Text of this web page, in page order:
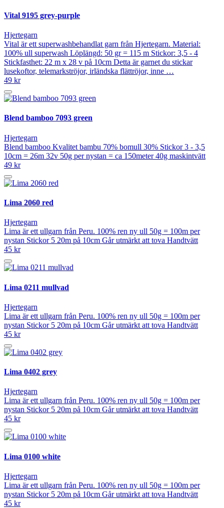
Vital 9195 grey-purple
Hjertegarn
Vital är ett superwashbehandlat garn från Hjertegarn. Material:
100% ull superwash Löplängd: 50 gr = 115 m Stickor: 3,5 - 4
Stickfasthet: 22 m x 28 v på 10cm Detta är garnet du stickar
lusekoftor, telemarkströjor, irländska flättröjor, inne …
49 kr
Blend bamboo 7093 green
Hjertegarn
Blend bamboo Kvalitet bambu 70% bomull 30% Stickor 3 - 3,5
10cm = 26m 32v 50g per nystan = ca 150meter 40g maskintvätt
49 kr
Lima 2060 red
Hjertegarn
Lima är ett ullgarn från Peru. 100% ren ny ull 50g = 100m per
nystan Stickor 5 20m på 10cm Går utmärkt att tova Handtvätt
45 kr
Lima 0211 mullvad
Hjertegarn
Lima är ett ullgarn från Peru. 100% ren ny ull 50g = 100m per
nystan Stickor 5 20m på 10cm Går utmärkt att tova Handtvätt
45 kr
Lima 0402 grey
Hjertegarn
Lima är ett ullgarn från Peru. 100% ren ny ull 50g = 100m per
nystan Stickor 5 20m på 10cm Går utmärkt att tova Handtvätt
45 kr
Lima 0100 white
Hjertegarn
Lima är ett ullgarn från Peru. 100% ren ny ull 50g = 100m per
nystan Stickor 5 20m på 10cm Går utmärkt att tova Handtvätt
45 kr